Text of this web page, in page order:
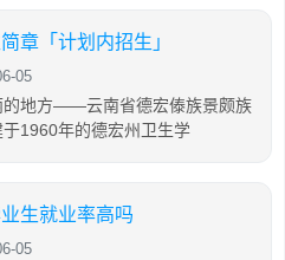
章「计划内招生」
05
的地方——云南省德宏傣族景颇族
1960年的德宏州卫生学
生就业率高吗
05